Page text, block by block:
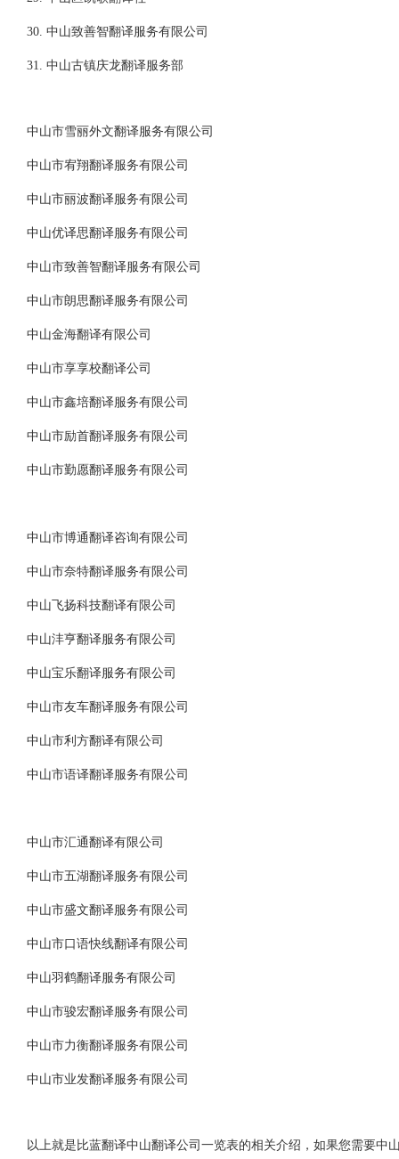
30. 中山致善智翻译服务有限公司
31. 中山古镇庆龙翻译服务部
中山市雪丽外文翻译服务有限公司
中山市宥翔翻译服务有限公司
中山市丽波翻译服务有限公司
中山优译思翻译服务有限公司
中山市致善智翻译服务有限公司
中山市朗思翻译服务有限公司
中山金海翻译有限公司
中山市享享校翻译公司
中山市鑫培翻译服务有限公司
中山市励首翻译服务有限公司
中山市勤愿翻译服务有限公司
中山市博通翻译咨询有限公司
中山市奈特翻译服务有限公司
中山飞扬科技翻译有限公司
中山沣亨翻译服务有限公司
中山宝乐翻译服务有限公司
中山市友车翻译服务有限公司
中山市利方翻译有限公司
中山市语译翻译服务有限公司
中山市汇通翻译有限公司
中山市五湖翻译服务有限公司
中山市盛文翻译服务有限公司
中山市口语快线翻译有限公司
中山羽鹤翻译服务有限公司
中山市骏宏翻译服务有限公司
中山市力衡翻译服务有限公司
中山市业发翻译服务有限公司
以上就是比蓝翻译中山翻译公司一览表的相关介绍，如果您需要中